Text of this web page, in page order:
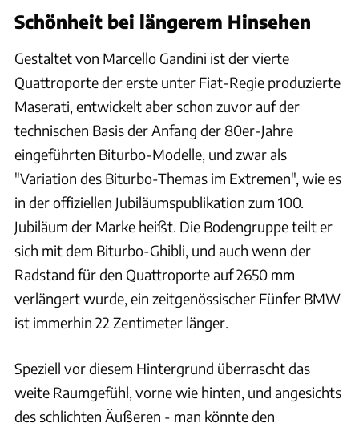
Schönheit bei längerem Hinsehen
Gestaltet von Marcello Gandini ist der vierte
Quattroporte der erste unter Fiat-Regie produzierte
Maserati, entwickelt aber schon zuvor auf der
technischen Basis der Anfang der 80er-Jahre
eingeführten Biturbo-Modelle, und zwar als
"Variation des Biturbo-Themas im Extremen", wie es
in der offiziellen Jubiläumspublikation zum 100.
Jubiläum der Marke heißt. Die Bodengruppe teilt er
sich mit dem Biturbo-Ghibli, und auch wenn der
Radstand für den Quattroporte auf 2650 mm
verlängert wurde, ein zeitgenössischer Fünfer BMW
ist immerhin 22 Zentimeter länger.
Speziell vor diesem Hintergrund überrascht das
weite Raumgefühl, vorne wie hinten, und angesichts
des schlichten Äußeren - man könnte den